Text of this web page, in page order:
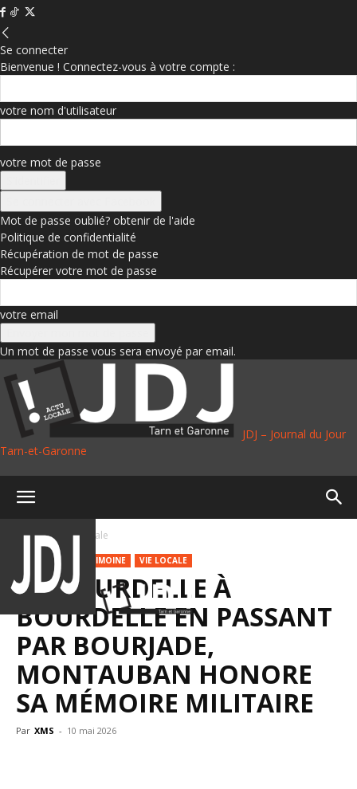
Se connecter
Bienvenue ! Connectez-vous à votre compte :
votre nom d'utilisateur
votre mot de passe
Mot de passe oublié? obtenir de l'aide
Politique de confidentialité
Récupération de mot de passe
Récupérer votre mot de passe
votre email
Un mot de passe vous sera envoyé par email.
JDJ – Journal du Jour
Tarn-et-Garonne
Accueil Vie Locale
CULTURE PATRIMOINE VIE LOCALE
DE BOURDELLE À
BOURDELLE EN PASSANT
PAR BOURJADE,
MONTAUBAN HONORE
SA MÉMOIRE MILITAIRE
Par XMS - 10 mai 2026